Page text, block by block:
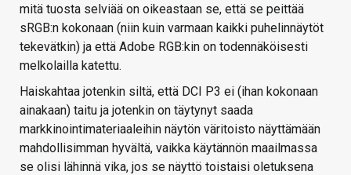
mitä tuosta selviää on oikeastaan se, että se peittää
sRGB:n kokonaan (niin kuin varmaan kaikki puhelinnäytöt
tekevätkin) ja että Adobe RGB:kin on todennäköisesti
melkolailla katettu.
Haiskahtaa jotenkin siltä, että DCI P3 ei (ihan kokonaan
ainakaan) taitu ja jotenkin on täytynyt saada
markkinointimateriaaleihin näytön väritoisto näyttämään
mahdollisimman hyvältä, vaikka käytännön maailmassa
se olisi lähinnä vika, jos se näyttö toistaisi oletuksena